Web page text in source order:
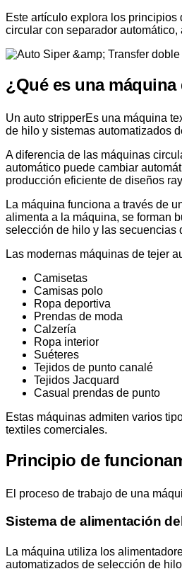
Este artículo explora los
circular con separador
¿Qué es una
Un auto stripperEs una máquina
de hilo y sistemas automatizados
A diferencia de las máquinas
automático puede cambiar
producción eficiente de diseños
La máquina funciona a través de
alimenta a la máquina, se forman
selección de hilo y las secuencias
Las modernas máquinas de tejer
Camisetas
Camisas polo
Ropa deportiva
Prendas de moda
Calzería
Ropa interior
Suéteres
Tejidos de punto canalé
Tejidos Jacquard
Casual prendas de punto
Estas máquinas admiten varios
textiles comerciales.
Principio de
El proceso de trabajo de una
Sistema de alimentación
La máquina utiliza los
automatizados de selección de